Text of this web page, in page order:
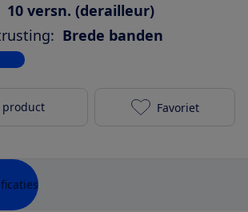
10 versn. (derailleur)
Brede banden
Gazelle
Favoriet